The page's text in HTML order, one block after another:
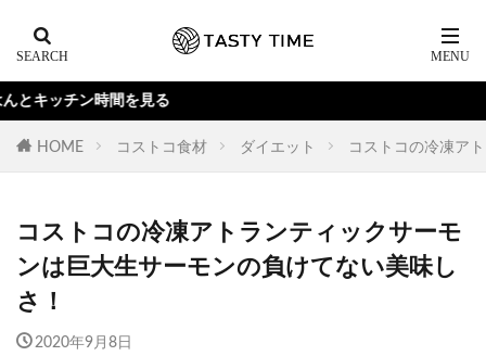
HOME コストコ食材 ダイエット コストコの冷凍ア
コストコの冷凍アトランティックサーモ
ンは巨大生サーモンの負けてない美味し
さ！
2020年9月8日